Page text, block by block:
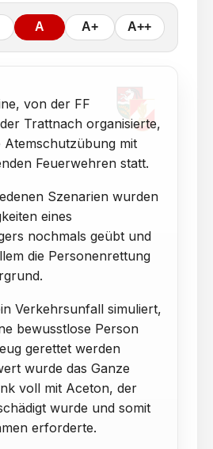
A A+ A++
von der FF
Trattnach organisierte,
Atemschutzübung mit
Feuerwehren statt.
Szenarien wurden
eines
nochmals geübt und
die Personenrettung
Verkehrsunfall simuliert,
bewusstlose Person
gerettet werden
wurde das Ganze
voll mit Aceton, der
wurde und somit
erforderte.